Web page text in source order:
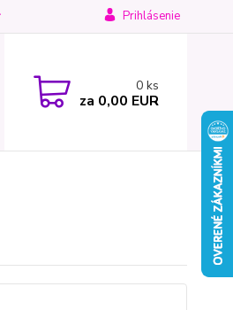
Prihlásenie
0 ks
za 0,00 EUR